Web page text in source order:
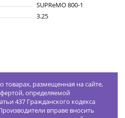
SUPReMO 800-1
3.25
размещенная на сайте,
определяемой
437 Гражданского кодекса
вправе вносить